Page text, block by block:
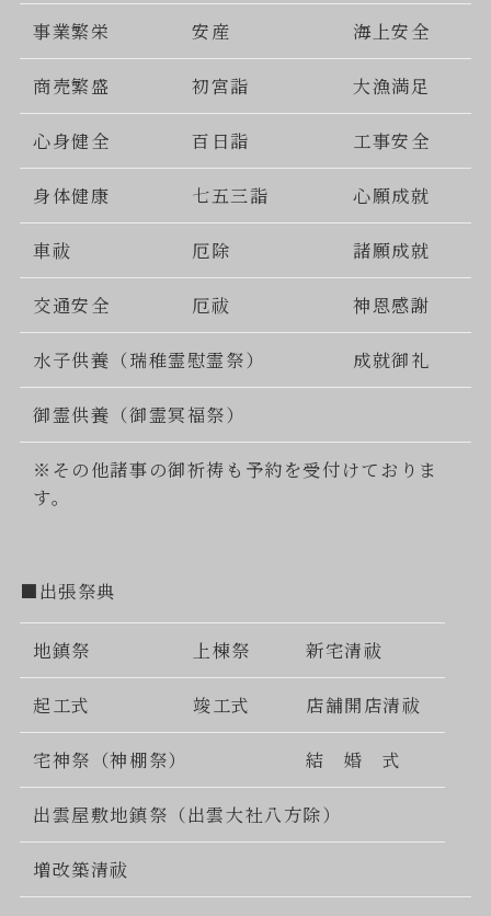
事業繁栄 安産 海上安全
商売繁盛 初宮詣 大漁満足
心身健全 百日詣 工事安全
身体健康 七五三詣 心願成就
車祓 厄除 諸願成就
交通安全 厄祓 神恩感謝
水子供養（瑞稚霊慰霊祭） 成就御礼
御霊供養（御霊冥福祭）
※その他諸事の御祈祷も予約を受付けておりま
す。
■出張祭典
地鎮祭 上棟祭 新宅清祓
起工式 竣工式 店舗開店清祓
宅神祭（神棚祭） 結 婚 式
出雲屋敷地鎮祭（出雲大社八方除）
増改築清祓